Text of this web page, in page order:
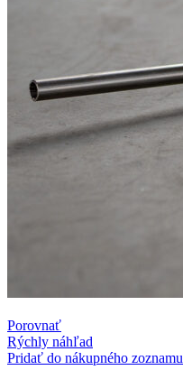
Porovnať
Rýchly náhľad
Pridať do nákupného zoznamu